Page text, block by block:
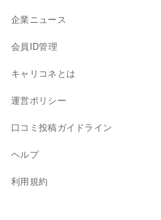
企業ニュース
会員ID管理
キャリコネとは
運営ポリシー
口コミ投稿ガイドライン
ヘルプ
利用規約